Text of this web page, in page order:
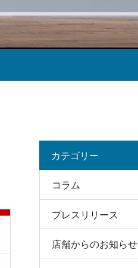
カテゴリー
コラム
プレスリリース
店舗からのお知らせ